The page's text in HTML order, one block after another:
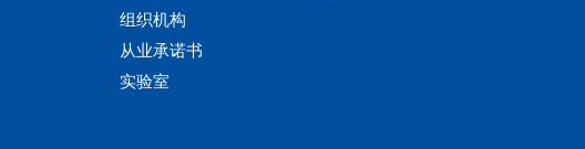
组织机构
从业承诺书
实验室